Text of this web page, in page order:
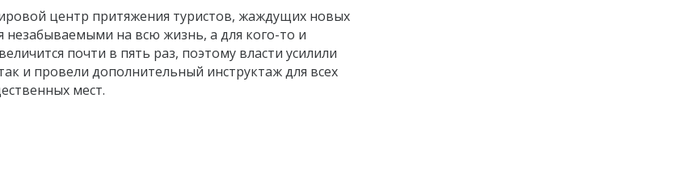
центр притяжения туристов, жаждущих новых
незабываемыми на всю жизнь, а для кого-то и
почти в пять раз, поэтому власти усилили
и провели дополнительный инструктаж для всех
мест.